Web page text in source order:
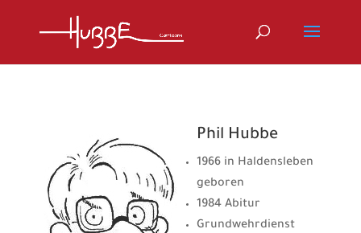
Phil Hubbe
1966 in Haldensleben
geboren
1984 Abitur
Grundwehrdienst